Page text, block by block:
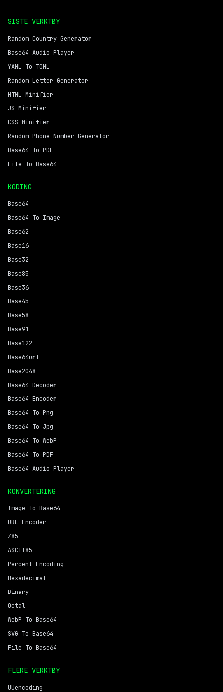
SISTE VERKTØY
Random Country Generator
Base64 Audio Player
YAML To TOML
Random Letter Generator
HTML Minifier
JS Minifier
CSS Minifier
Random Phone Number Generator
Base64 To PDF
File To Base64
KODING
Base64
Base64 To Image
Base62
Base16
Base32
Base85
Base36
Base45
Base58
Base91
Base122
Base64url
Base2048
Base64 Decoder
Base64 Encoder
Base64 To Png
Base64 To Jpg
Base64 To WebP
Base64 To PDF
Base64 Audio Player
KONVERTERING
Image To Base64
URL Encoder
Z85
ASCII85
Percent Encoding
Hexadecimal
Binary
Octal
WebP To Base64
SVG To Base64
File To Base64
FLERE VERKTØY
UUencoding